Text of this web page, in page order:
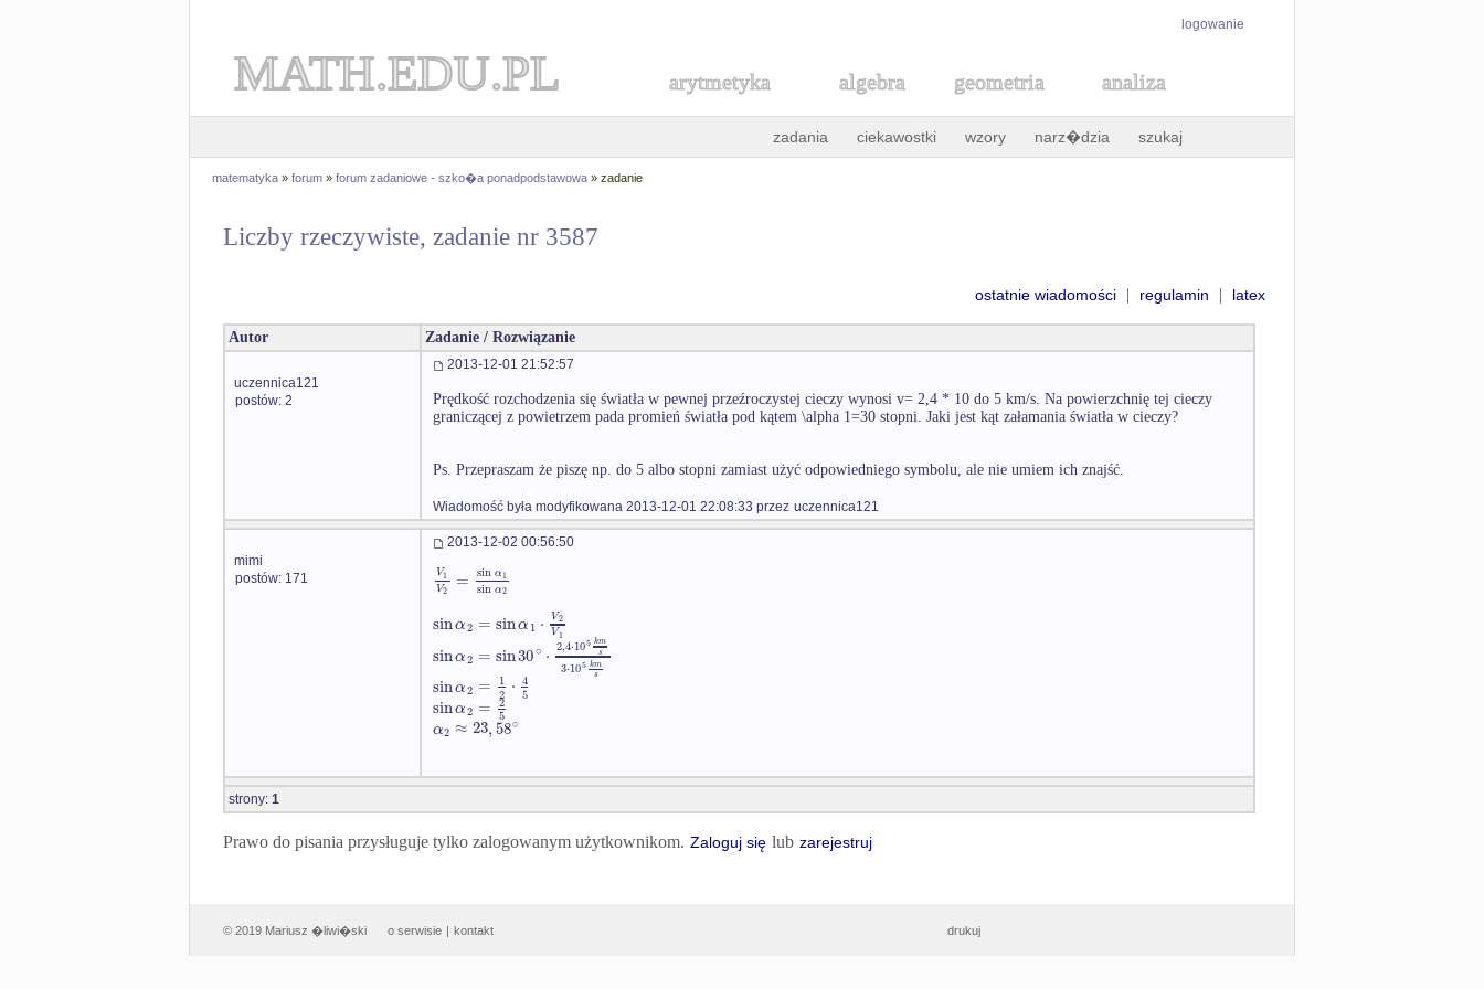
logowanie
MATH.EDU.PL arytmetyka algebra geometria analiza
zadania ciekawostki wzory narz�dzia szukaj
matematyka » forum » forum zadaniowe - szko�a ponadpodstawowa » zadanie
Liczby rzeczywiste, zadanie nr 3587
ostatnie wiadomości | regulamin | latex
Autor Zadanie / Rozwiązanie
uczennica121
postów: 2
2013-12-01 21:52:57
Prędkość rozchodzenia się światła w pewnej przeźroczystej cieczy wynosi v= 2,4 * 10 do 5 km/s. Na powierzchnię tej cieczy
graniczącej z powietrzem pada promień światła pod kątem \alpha 1=30 stopni. Jaki jest kąt załamania światła w cieczy?
Ps. Przepraszam że piszę np. do 5 albo stopni zamiast użyć odpowiedniego symbolu, ale nie umiem ich znajść.
Wiadomość była modyfikowana 2013-12-01 22:08:33 przez uczennica121
mimi
postów: 171
2013-12-02 00:56:50
V1
V2 = sin α1
sin α2
sinα2 = sinα1 ⋅ V2
V1
sinα2 = sin30∘ ⋅ 2,4⋅105 km
s
3⋅105 km
s
sinα2 = 1
2 ⋅ 4
5
sinα2 = 2
5
α2 ≈ 23,58∘
strony: 1
Prawo do pisania przysługuje tylko zalogowanym użytkownikom. Zaloguj się lub zarejestruj
© 2019 Mariusz �liwi�ski o serwisie | kontakt drukuj